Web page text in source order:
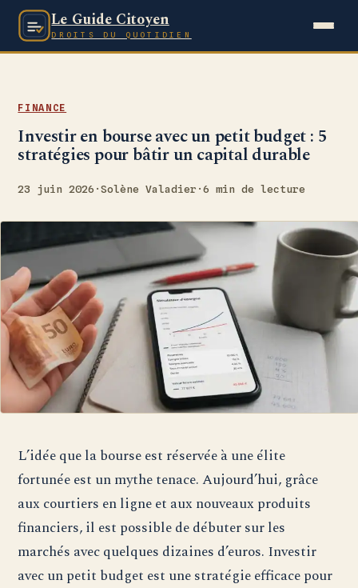
Le Guide Citoyen
DROITS DU QUOTIDIEN
FINANCE
Investir en bourse avec un petit budget : 5
stratégies pour bâtir un capital durable
23 juin 2026 ·Solène Valadier ·6 min de lecture
L’idée que la bourse est réservée à une élite
fortunée est un mythe tenace. Aujourd’hui, grâce
aux courtiers en ligne et aux nouveaux produits
financiers, il est possible de débuter sur les
marchés avec quelques dizaines d’euros. Investir
avec un petit budget est une stratégie efficace pour